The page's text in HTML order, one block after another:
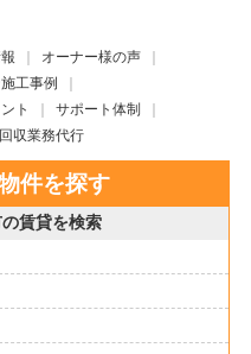
オーナー様の声
工事例
ト
サポート体制
収業務代行
件を探す
賃貸を検索